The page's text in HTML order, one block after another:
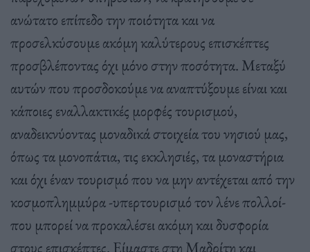
ανώτατο επίπεδο την ποιότητα και να
προσελκύσουμε ακόμη καλύτερους επισκέπτες
προσβλέποντας όχι μόνο στην ποσότητα. Μεταξύ
αυτών που προσδοκούμε να αναπτύξουμε είναι και
κάποιες εναλλακτικές μορφές τουρισμού,
αναδεικνύοντας μοναδικά στοιχεία του νησιού μας,
όπως τα μονοπάτια, τις εκκλησιές, τα μοναστήρια
και όχι έναν τουρισμό που να μην αντέχεται από την
κοσμοπλημμύρα -υπερτουρισμό τον λένε πολλοί-
που μπορεί να προκαλέσει ακόμη και δυσφορία
στους επισκέπτες. Είμαστε στη Μαδρίτη και